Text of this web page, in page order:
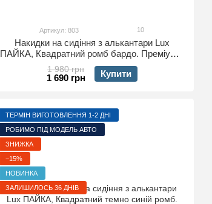
Артикул: 803 10
Накидки на сидіння з алькантари Lux
ПАЙКА, Квадратний ромб бардо. Преміум+.
Передній комплект
1 980 грн
1 690 грн Купити
ТЕРМІН ВИГОТОВЛЕННЯ 1-2 ДНІ
РОБИМО ПІД МОДЕЛЬ АВТО
ЗНИЖКА
−15%
НОВИНКА
ЗАЛИШИЛОСЬ 36 ДНІВ